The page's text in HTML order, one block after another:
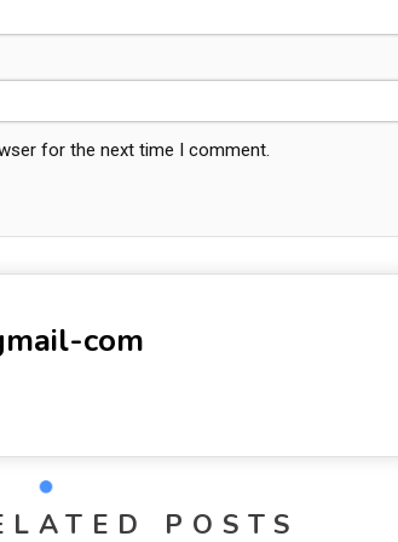
for the next time I comment.
com
POSTS